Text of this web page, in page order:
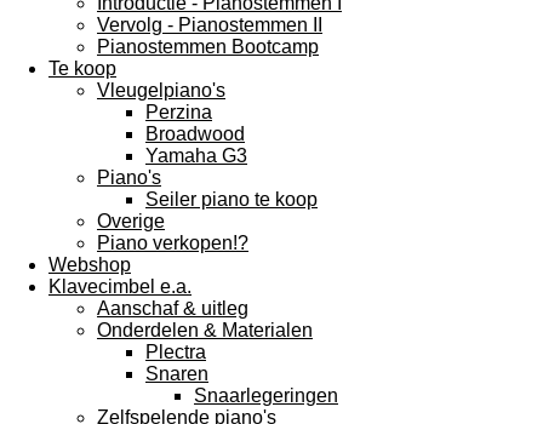
Vervolg - Pianostemmen II
Pianostemmen Bootcamp
Te koop
Vleugelpiano's
Perzina
Broadwood
Yamaha G3
Piano's
Seiler piano te koop
Overige
Piano verkopen!?
Webshop
Klavecimbel e.a.
Aanschaf & uitleg
Onderdelen & Materialen
Plectra
Snaren
Snaarlegeringen
Zelfspelende piano's